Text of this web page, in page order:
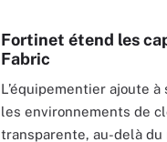
Fortinet étend les
Fabric
L’équipementier ajoute
les environnements de
transparente, au-delà du